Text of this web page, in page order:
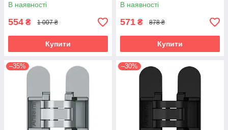
В наявності
554 ₴ 1 007 ₴
Купити
В наявності
571 ₴ 878 ₴
Купити
–35% –30%